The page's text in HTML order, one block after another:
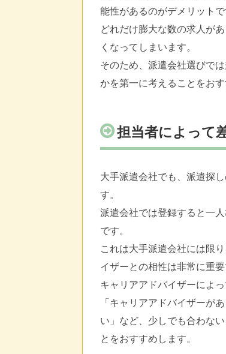
能性があるのがデメリットで
どれだけ膨大な数の求人が
くなってしまいます。
そのため、派遣会社選びで
かを第一に考えることをおす
担当者によって
大手派遣会社でも、派遣探
す。
派遣会社では登録すると一
です。
これは大手派遣会社には限
イザーとの相性は非常に重要
キャリアアドバイザーによ
「キャリアアドバイザーが
い」など、少しでも合わな
とをおすすめします。